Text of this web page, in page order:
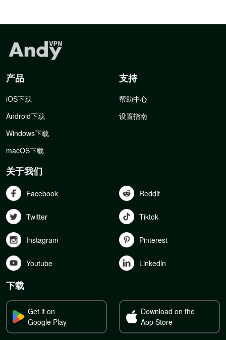
产品
iOS下载
Android下载
Windows下载
macOS下载
支持
帮助中心
设置指南
关于我们
Facebook Reddit
Twitter Tiktok
Instagram Pinterest
Youtube Linkedln
下载
Get it on
Google Play
Download on the
App Store